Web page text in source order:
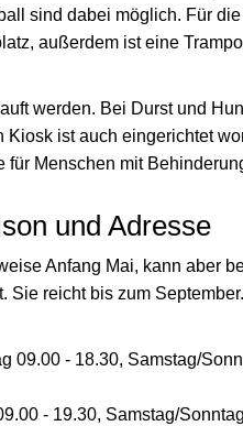
sind dabei möglich. Für
außerdem ist eine
werden. Bei Durst und
Kiosk ist auch eingerichtet
für Menschen mit
und Adresse
Anfang Mai, kann aber
Sie reicht bis zum September.
09.00 - 18.30, Samstag/
- 19.30, Samstag/